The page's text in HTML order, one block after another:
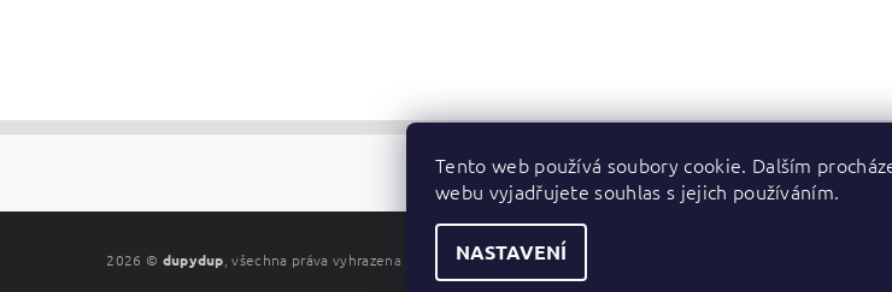
Zboží.cz | Heureka.cz
2026 © dupydup, všechna práva vyhrazena
Tento web používá soubory cookie. Dalším
webu vyjadřujete souhlas s jejich používáním.
NASTAVENÍ